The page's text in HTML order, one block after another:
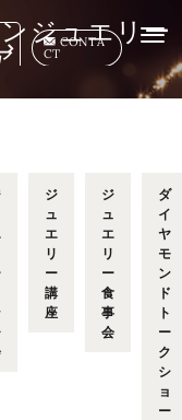
CONTA
CT
ジュエリー
ジ
ュ
エ
リ
ー
講
座
ジ
ュ
エ
リ
ー
食
事
会
ダ
イ
ヤ
モ
ン
ド
ト
ー
ク
シ
ョ
ー